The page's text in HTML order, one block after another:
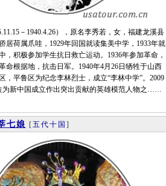
－1940.4.26），原名李秀若，女，福建龙溪县
居荷属爪哇，1929年回国就读集美中学，1933年就
，积极参加学生抗日救亡运动。1936年参加革命，
命根据地，抗击日军。1940年4月26日牺牲于山西
，平鲁区为纪念李林烈士，成立“李林中学”。2009
为新中国成立作出突出贡献的英雄模范人物之……
七娘 [五代十国 ]